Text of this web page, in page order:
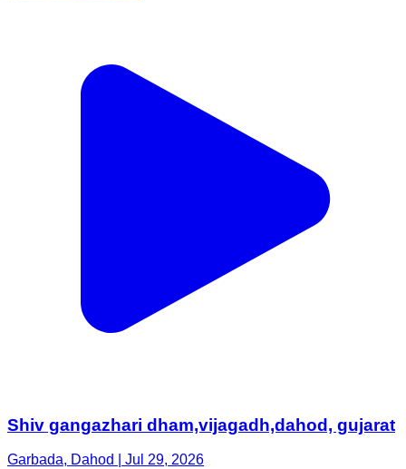
Shiv gangazhari dham,vijagadh,dahod, gujarat
Garbada, Dahod | Jul 29, 2026